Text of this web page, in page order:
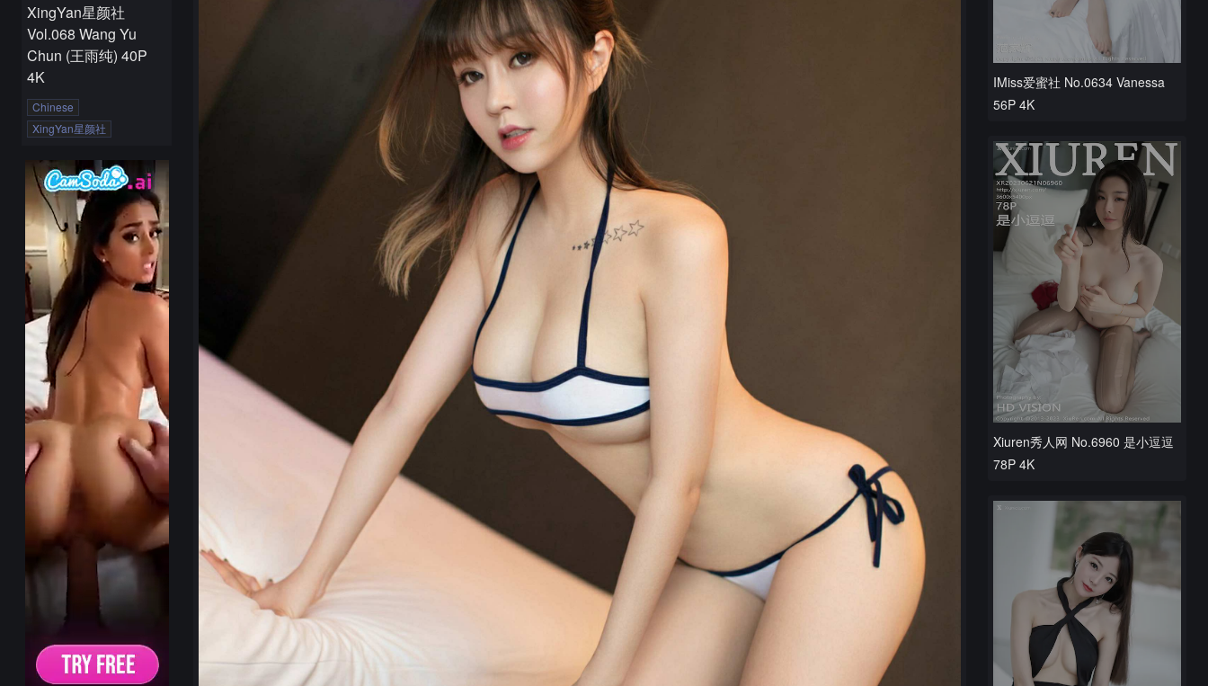
XingYan星颜社
Vol.068 Wang Yu
Chun (王雨纯) 40P
4K
Chinese
XingYan星颜社
IMiss爱蜜社 No.0634 Vanessa
56P 4K
Xiuren秀人网 No.6960 是小逗逗
78P 4K